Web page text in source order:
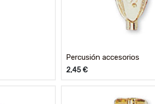
Percusión accesorios
2,45€